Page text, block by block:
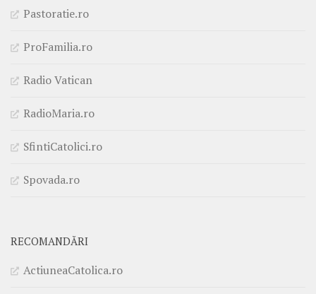
Pastoratie.ro
ProFamilia.ro
Radio Vatican
RadioMaria.ro
SfintiCatolici.ro
Spovada.ro
RECOMANDĂRI
ActiuneaCatolica.ro